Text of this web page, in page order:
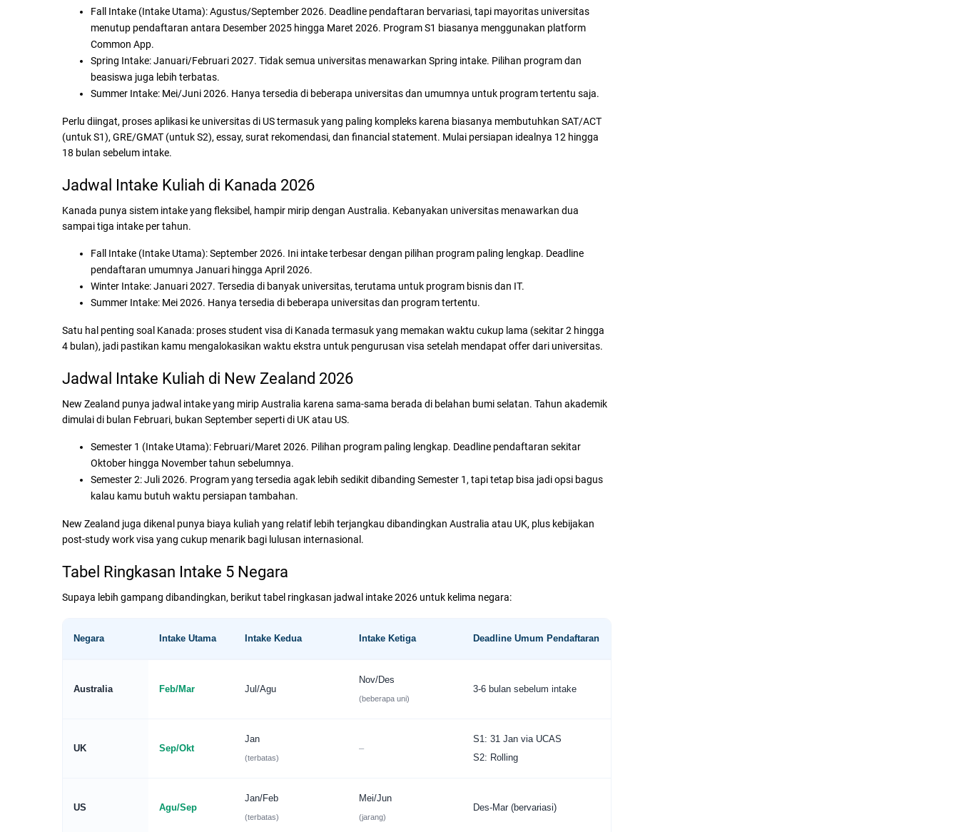
Fall Intake (Intake Utama):Agustus/September 2026. Deadline pendaftaran bervariasi, tapi mayoritas universitas
menutup pendaftaran antara Desember 2025 hingga Maret 2026. Program S1 biasanya menggunakan platform
Common App.
Spring Intake:Januari/Februari 2027. Tidak semua universitas menawarkan Spring intake. Pilihan program dan
beasiswa juga lebih terbatas.
Summer Intake: Mei/Juni 2026. Hanya tersedia di beberapa universitas dan umumnya untuk program tertentu saja.
Perlu diingat, proses aplikasi ke universitas di US termasuk yang paling kompleks karena biasanya membutuhkan SAT/ACT
(untuk S1), GRE/GMAT (untuk S2), essay, surat rekomendasi, dan financial statement. Mulai persiapan idealnya 12 hingga
18 bulan sebelum intake.
Jadwal Intake Kuliah di Kanada 2026
Kanada punya sistem intake yang fleksibel, hampir mirip dengan Australia. Kebanyakan universitas menawarkan dua
sampai tiga intake per tahun.
Fall Intake (Intake Utama):September 2026. Ini intake terbesar dengan pilihan program paling lengkap. Deadline
pendaftaran umumnya Januari hingga April 2026.
Winter Intake:Januari 2027. Tersedia di banyak universitas, terutama untuk program bisnis dan IT.
Summer Intake: Mei 2026. Hanya tersedia di beberapa universitas dan program tertentu.
Satu hal penting soal Kanada: proses student visa di Kanada termasuk yang memakan waktu cukup lama (sekitar 2 hingga
4 bulan), jadi pastikan kamu mengalokasikan waktu ekstra untuk pengurusan visa setelah mendapat offer dari universitas.
Jadwal Intake Kuliah di New Zealand 2026
New Zealand punya jadwal intake yang mirip Australia karena sama-sama berada di belahan bumi selatan. Tahun akademik
dimulai di bulan Februari, bukan September seperti di UK atau US.
Semester 1 (Intake Utama): Februari/Maret 2026. Pilihan program paling lengkap. Deadline pendaftaran sekitar
Oktober hingga November tahun sebelumnya.
Semester 2:Juli 2026. Program yang tersedia agak lebih sedikit dibanding Semester 1, tapi tetap bisa jadi opsi bagus
kalau kamu butuh waktu persiapan tambahan.
New Zealand juga dikenal punya biaya kuliah yang relatif lebih terjangkau dibandingkan Australia atau UK, plus kebijakan
post-study work visa yang cukup menarik bagi lulusan internasional.
Tabel Ringkasan Intake 5 Negara
Supaya lebih gampang dibandingkan, berikut tabel ringkasan jadwal intake 2026 untuk kelima negara:
Negara Intake Utama Intake Kedua Intake Ketiga Deadline Umum Pendaftaran
Australia Feb/Mar Jul/Agu
Nov/Des
(beberapa uni)
3-6 bulan sebelum intake
UK Sep/Okt
Jan
(terbatas)
–
S1: 31 Jan via UCAS
S2: Rolling
US Agu/Sep
Jan/Feb
(terbatas)
Mei/Jun
(jarang)
Des-Mar (bervariasi)